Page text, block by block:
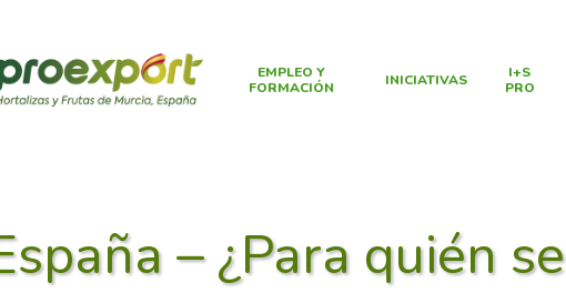
EMPLEO Y
FORMACIÓN
INICIATIVAS
I+S
PRO
– ¿Para quién se